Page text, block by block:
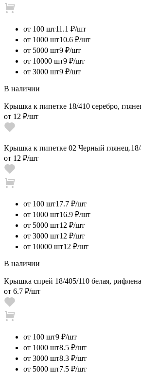
от 100 шт11.1 ₽/шт
от 1000 шт10.6 ₽/шт
от 5000 шт9 ₽/шт
от 10000 шт9 ₽/шт
от 3000 шт9 ₽/шт
В наличии
Крышка к пипетке 18/410 серебро,
от 12 ₽/шт
Крышка к пипетке 02 Черный
от 12 ₽/шт
от 100 шт17.7 ₽/шт
от 1000 шт16.9 ₽/шт
от 5000 шт12 ₽/шт
от 3000 шт12 ₽/шт
от 10000 шт12 ₽/шт
В наличии
Крышка спрей 18/405/110 белая,
от 6.7 ₽/шт
от 100 шт9 ₽/шт
от 1000 шт8.5 ₽/шт
от 3000 шт8.3 ₽/шт
от 5000 шт7.5 ₽/шт